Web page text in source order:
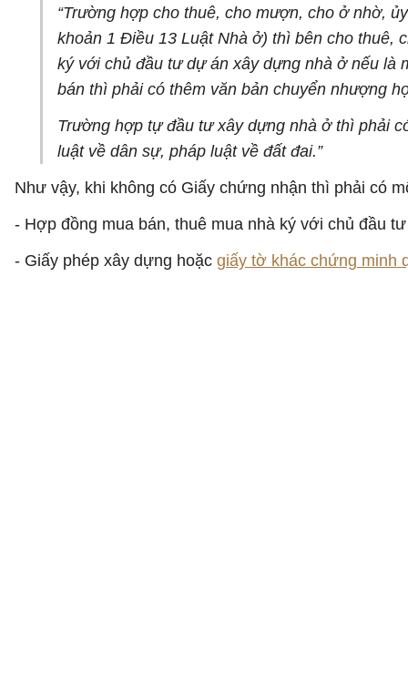
“Trường hợp cho thuê, cho mượn, cho ở nhờ,
khoản 1 Điều 13 Luật Nhà ở) thì bên cho thuê,
ký với chủ đầu tư dự án xây dựng nhà ở nếu là
bán thì phải có thêm văn bản chuyển nhượng
Trường hợp tự đầu tư xây dựng nhà ở thì phải
luật về dân sự, pháp luật về đất đai.”
Như vậy, khi không có Giấy chứng nhận thì phải có
- Hợp đồng mua bán, thuê mua nhà ký với chủ đầu
- Giấy phép xây dựng hoặc giấy tờ khác chứng minh